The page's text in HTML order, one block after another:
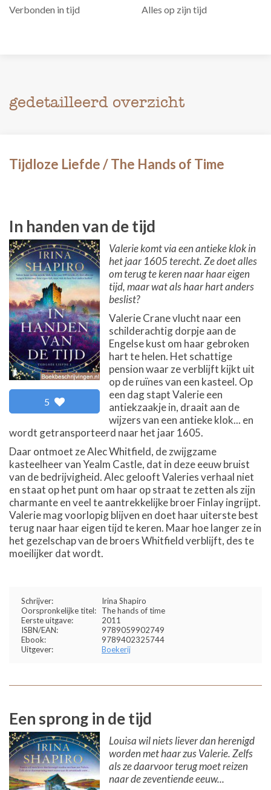
Verbonden in tijd Alles op zijn tijd
gedetailleerd overzicht
Tijdloze Liefde / The Hands of Time
In handen van de tijd
5
Valerie komt via een antieke klok in
het jaar 1605 terecht. Ze doet alles
om terug te keren naar haar eigen
tijd, maar wat als haar hart anders
beslist?
Valerie Crane vlucht naar een
schilderachtig dorpje aan de
Engelse kust om haar gebroken
hart te helen. Het schattige
pension waar ze verblijft kijkt uit
op de ruïnes van een kasteel. Op
een dag stapt Valerie een
antiekzaakje in, draait aan de
wijzers van een antieke klok... en
wordt getransporteerd naar het jaar 1605.
Daar ontmoet ze Alec Whitfield, de zwijgzame
kasteelheer van Yealm Castle, dat in deze eeuw bruist
van de bedrijvigheid. Alec gelooft Valeries verhaal niet
en staat op het punt om haar op straat te zetten als zijn
charmante en veel te aantrekkelijke broer Finlay ingrijpt.
Valerie mag voorlopig blijven en doet haar uiterste best
terug naar haar eigen tijd te keren. Maar hoe langer ze in
het gezelschap van de broers Whitfield verblijft, des te
moeilijker dat wordt.
Schrijver:
Irina Shapiro
Oorspronkelijke titel:
The hands of time
Eerste uitgave:
2011
ISBN/EAN:
9789059902749
Ebook:
9789402325744
Uitgever:
Boekerij
Een sprong in de tijd
Louisa wil niets liever dan herenigd
worden met haar zus Valerie. Zelfs
als ze daarvoor terug moet reizen
naar de zeventiende eeuw...